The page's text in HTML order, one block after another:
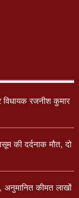
विधायक रजनीश कुमार
की दर्दनाक मौत, दो
अनुमानित कीमत लाखों